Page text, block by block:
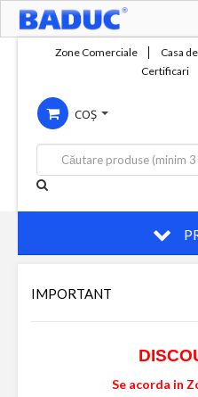
Compania
Servicii
Productie
Contact
Zone Comerciale Casa
Certificari
COȘ
IMPORTANT
Se acorda in